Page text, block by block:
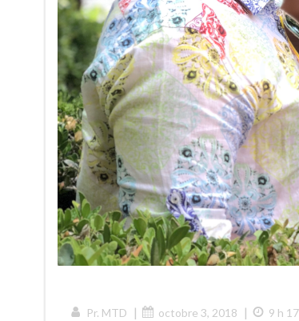
Pr. MTD | octobre 3, 2018 | 9 h